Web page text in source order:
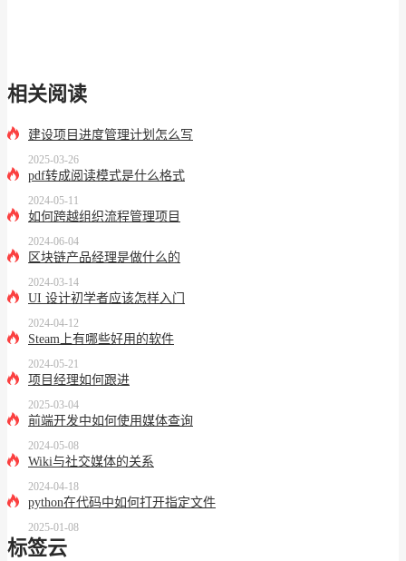
相关阅读
建设项目进度管理计划怎么写
2025-03-26
pdf转成阅读模式是什么格式
2024-05-11
如何跨越组织流程管理项目
2024-06-04
区块链产品经理是做什么的
2024-03-14
UI 设计初学者应该怎样入门
2024-04-12
Steam上有哪些好用的软件
2024-05-21
项目经理如何跟进
2025-03-04
前端开发中如何使用媒体查询
2024-05-08
Wiki与社交媒体的关系
2024-04-18
python在代码中如何打开指定文件
2025-01-08
标签云